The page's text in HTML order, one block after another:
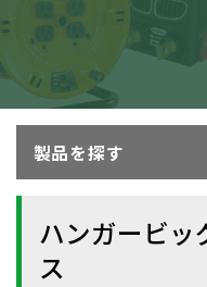
製品を探す
ハンガービッ
ス